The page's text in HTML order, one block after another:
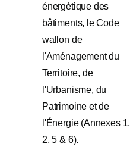
énergétique des
bâtiments, le Code
wallon de
l'Aménagement du
Territoire, de
l'Urbanisme, du
Patrimoine et de
l'Énergie (Annexes 1,
2, 5 & 6).